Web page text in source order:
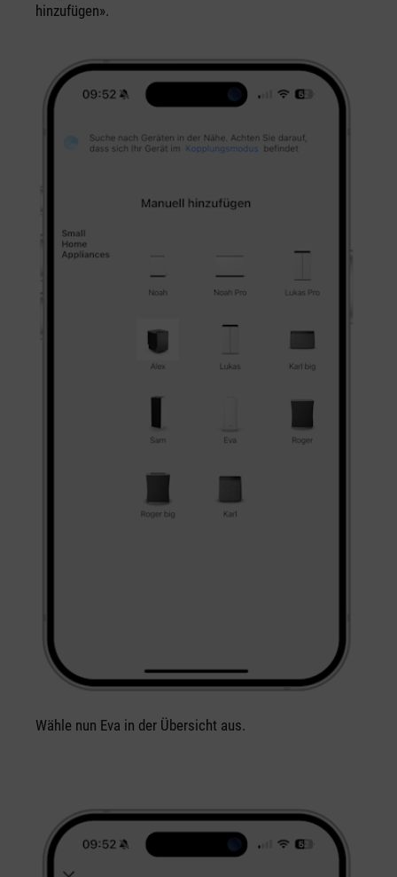
hinzufügen».
Wähle nun Eva in der Übersicht aus.